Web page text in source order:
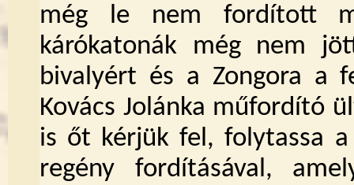
még le nem fordított
kárókatonák még nem
bivalyért és a Zongora a
Kovács Jolánka műfordító
is őt kérjük fel, folytassa
regény fordításával,